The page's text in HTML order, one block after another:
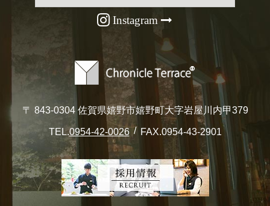
Instagram
〒 843-0304 佐賀県嬉野市嬉野町大字岩屋川内甲379
TEL.0954-42-0026 FAX.0954-43-2901